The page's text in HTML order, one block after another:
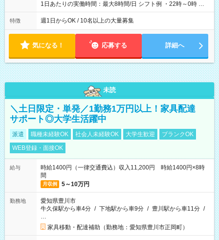
1日あたりの実働時間：最大8時間/日 シフト例 ・22時～0時 入
社後、就業可能シフトをご確認の上、申請してください。
特徴 週1日からOK / 10名以上の大量募集
気になる！ 応募する 詳細へ
未読
＼土日限定・単発／1勤務1万円以上！家具配達
サポート◎大学生活躍中
派遣 職種未経験OK 社会人未経験OK 大学生歓迎
ブランクOK
WEB登録・面接OK
給与
時給1400円（一律交通費込）収入11,200円 時給1400円×8時
間
月収例 5～10万円
勤務地
愛知県豊川市
牛久保駅から車4分 / 下地駅から車9分 / 豊川駅から車11分 /
…
家具移動・配達補助（勤務地：愛知県豊川市正岡町）